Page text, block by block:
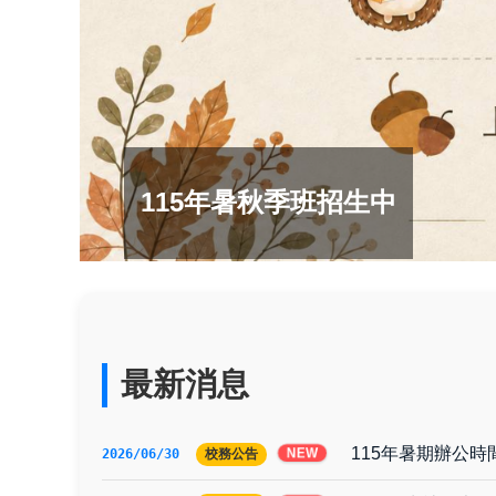
115淡水好玩藝
最新消息
2026/06/30 校務公告 NEW 115年暑期辦公時